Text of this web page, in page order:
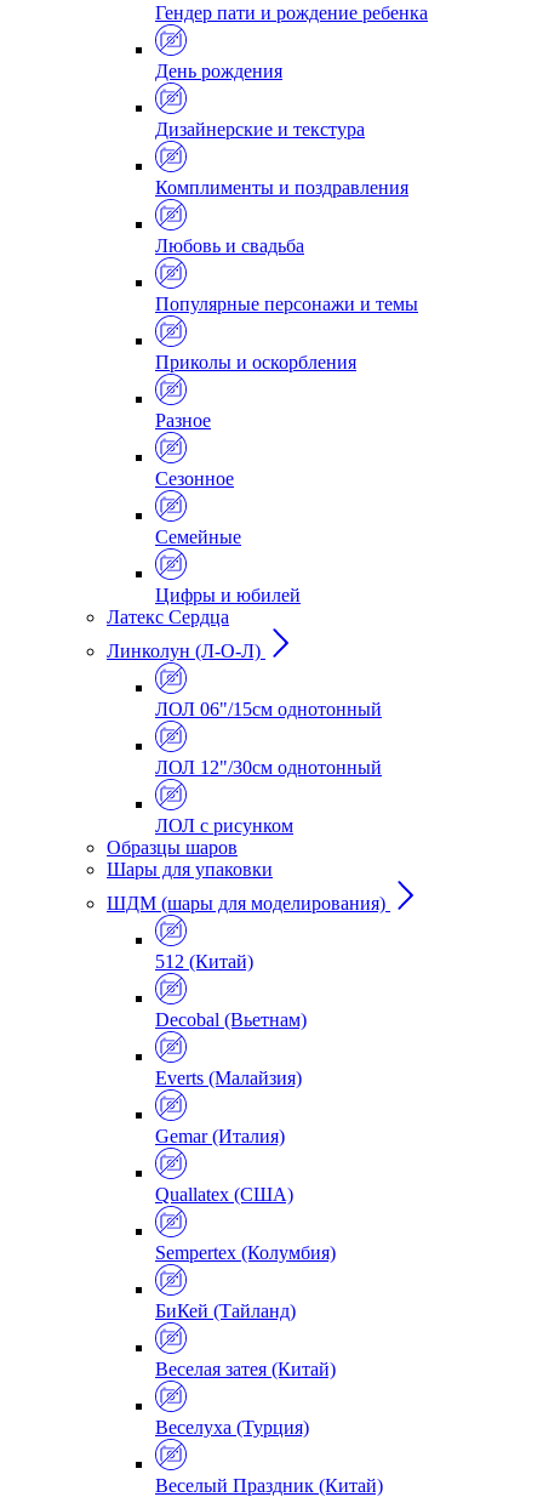
Гендер пати и рождение ребенка
День рождения
Дизайнерские и текстура
Комплименты и поздравления
Любовь и свадьба
Популярные персонажи и темы
Приколы и оскорбления
Разное
Сезонное
Семейные
Цифры и юбилей
Латекс Сердца
Линколун (Л-О-Л)
ЛОЛ 06"/15см однотонный
ЛОЛ 12"/30см однотонный
ЛОЛ с рисунком
Образцы шаров
Шары для упаковки
ШДМ (шары для моделирования)
512 (Китай)
Decobal (Вьетнам)
Everts (Малайзия)
Gemar (Италия)
Quallatex (США)
Sempertex (Колумбия)
БиКей (Тайланд)
Веселая затея (Китай)
Веселуха (Турция)
Веселый Праздник (Китай)